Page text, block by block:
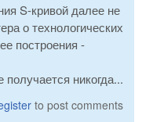
S-кривой далее не
о технологических
построения -
никогда...
to post comments